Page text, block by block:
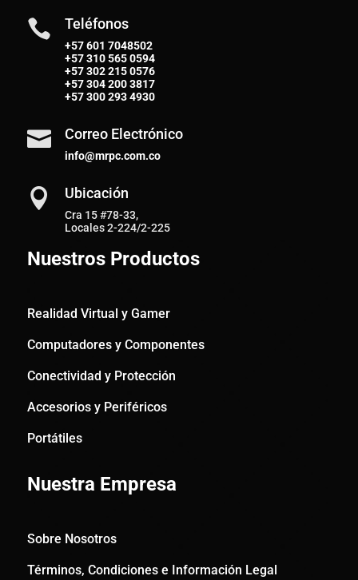
 Teléfonos
+57 601 7048502
+57310 565 0594
+57302 215 0576
+57304 200 3817
+57300 293 4930
 Correo Electrónico
info@mrpc.com.co
 Ubicación
Cra 15 #78-33,
Locales 2-224/2-225
Nuestros Productos
Realidad Virtual y Gamer
Computadores y Componentes
Conectividad y Protección
Accesorios y Periféricos
Portátiles
Nuestra Empresa
Sobre Nosotros
Términos, Condiciones e Información Legal